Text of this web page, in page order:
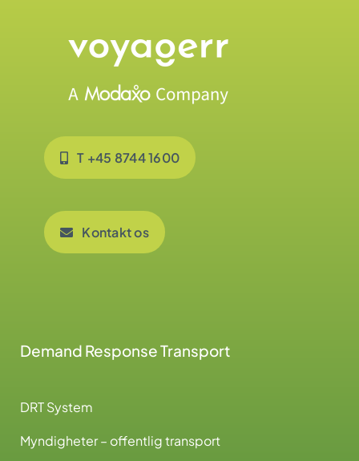
T +45 8744 1600
Kontakt os
Demand Response Transport
DRT System
Myndigheter – offentlig transport